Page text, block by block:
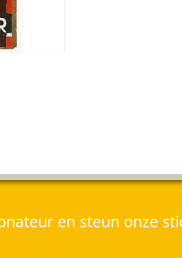
en steun onze